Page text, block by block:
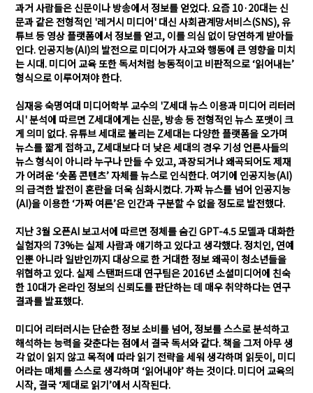
과거 사람들은 신문이나 방송에서 정보를 얻었다. 요즘 10·20대는 신
문과 같은 전형적인 '레거시 미디어' 대신 사회관계망서비스(SNS), 유
튜브 등 영상 플랫폼에서 정보를 얻고, 이를 의심 없이 당연하게 받아들
인다. 인공지능(AI)의 발전으로 미디어가 사고와 행동에 큰 영향을 미치
는 시대. 미디어 교육 또한 독서처럼 능동적이고 비판적으로 ‘읽어내는’
형식으로 이루어져야 한다.
심재웅 숙명여대 미디어학부 교수의 'Z세대 뉴스 이용과 미디어 리터러
시' 분석에 따르면 Z세대에게는 신문, 방송 등 전형적인 뉴스 포맷이 크
게 의미 없다. 유튜브 세대로 불리는 Z세대는 다양한 플랫폼을 오가며
뉴스를 짧게 접하고, Z세대보다 더 낮은 세대의 경우 기성 언론사들의
뉴스 형식이 아니라 누구나 만들 수 있고, 과장되거나 왜곡되어도 제재
가 어려운 ‘숏폼 콘텐츠’ 자체를 뉴스로 인식한다. 여기에 인공지능(AI)
의 급격한 발전이 혼란을 더욱 심화시켰다. 가짜 뉴스를 넘어 인공지능
(AI)을 이용한 ‘가짜 여론’은 인간과 구분할 수 없을 정도로 발전했다.
지난 3월 오픈AI 보고서에 따르면 정체를 숨긴 GPT-4.5 모델과 대화한
실험자의 73%는 실제 사람과 얘기하고 있다고 생각했다. 정치인, 연예
인뿐 아니라 일반인까지 대상으로 한 거대한 정보 왜곡이 청소년들을
위협하고 있다. 실제 스탠퍼드대 연구팀은 2016년 소셜미디어에 친숙
한 10대가 온라인 정보의 신뢰도를 판단하는 데 매우 취약하다는 연구
결과를 발표했다.
미디어 리터러시는 단순한 정보 소비를 넘어, 정보를 스스로 분석하고
해석하는 능력을 갖춘다는 점에서 결국 독서와 같다. 책을 그저 아무 생
각 없이 읽지 않고 목적에 따라 읽기 전략을 세워 생각하며 읽듯이, 미디
어라는 매체를 스스로 생각하며 ‘읽어내야’ 하는 것이다. 미디어 교육의
시작, 결국 ‘제대로 읽기’에서 시작된다.